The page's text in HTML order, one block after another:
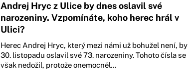
Andrej Hryc z Ulice by dnes oslavil své
narozeniny. Vzpomínáte, koho herec hrál v
Ulici?
Herec Andrej Hryc, který mezi námi už bohužel není, by
30. listopadu oslavil své 73. narozeniny. Tohoto čísla se
však nedožil, protože onemocněl...